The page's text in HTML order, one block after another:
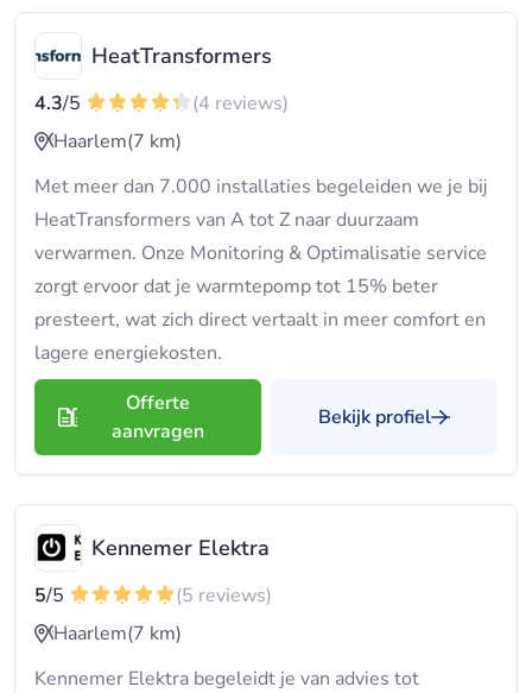
HeatTransformers
4.3/5
(4 reviews)
Haarlem(7 km)
Met meer dan 7.000 installaties begeleiden we je bij
HeatTransformers van A tot Z naar duurzaam
verwarmen. Onze Monitoring & Optimalisatie service
zorgt ervoor dat je warmtepomp tot 15% beter
presteert, wat zich direct vertaalt in meer comfort en
lagere energiekosten.
Offerte
aanvragen
Bekijk profiel
Kennemer Elektra
5/5
(5 reviews)
Haarlem(7 km)
Kennemer Elektra begeleidt je van advies tot